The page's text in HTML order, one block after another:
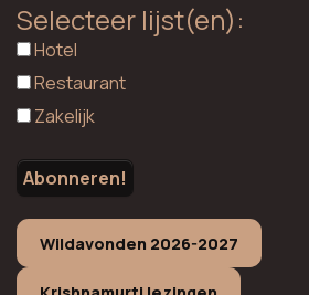
Selecteer lijst(en):
Hotel
Restaurant
Zakelijk
Wildavonden 2026-2027